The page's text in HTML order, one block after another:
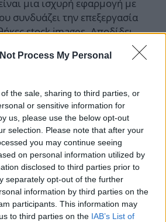
Process My Personal
the sale, sharing to third parties, or
or sensitive information for
us, please use the below opt-out
selection. Please note that after your
you may continue seeing
on personal information utilized by
disclosed to third parties prior to
separately opt-out of the further
information by third parties on the
participants. This information may
to third parties on the IAB’s List of
μια ισχυρή εφαρμογή με
συνδυάζει την επεξεργασία
stock images. Αποδίδει
background με χρήση AI
εύκολα να κάνεις τις πόζες
αντικείμενα ή ανθρώπους
σου. Σε πιο παραδοσιακά
περιλαμβάνει όσα μπορεί
unblur και denoise για
photo retouch για
και εργαλεία φωτισμού και
σε social media προσφέρει
εργαλεία για animation. Με το
γρήγορα και εύκολα να
σου λήψη σε αριστούργημα!